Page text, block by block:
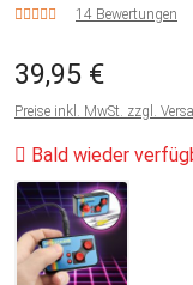
14 Bewertungen
39,95 €
Preise inkl. MwSt. zzgl.
Bald wieder